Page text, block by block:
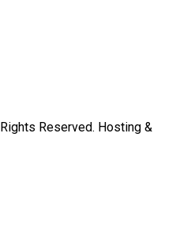
Reserved. Hosting &